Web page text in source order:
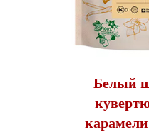
Белый